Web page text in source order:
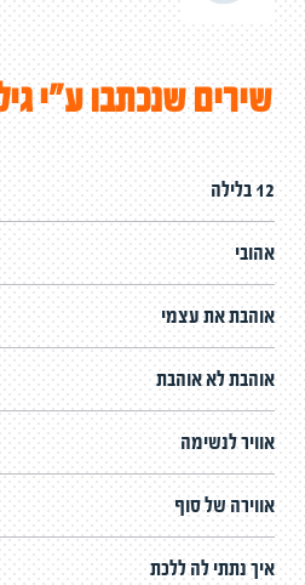
שירים שנכתבו ע"י גיל
12 בלילה
אהובי
אוהבת את עצמי
אוהבת לא אוהבת
אוויר לנשימה
אווירה של סוף
איך נתתי לה ללכת